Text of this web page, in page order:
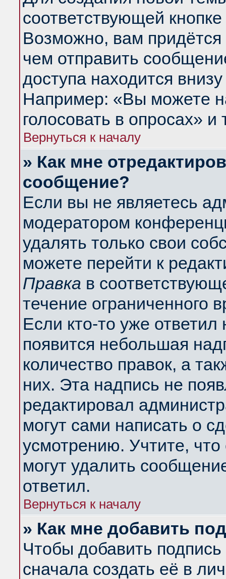
соответствующей
Возможно, вам придётся
чем отправить
доступа находится
Например: «Вы можете
голосовать в опросах» и
Вернуться к началу
» Как мне
сообщение?
Если вы не являетесь
модератором
удалять только свои
можете перейти к
Правка в
течение ограниченного
Если кто-то уже
появится небольшая
количество правок, а
них. Эта надпись не
редактировал
могут сами написать о
усмотрению. Учтите,
могут удалить
ответил.
Вернуться к началу
» Как мне добавить
Чтобы добавить
сначала создать её в